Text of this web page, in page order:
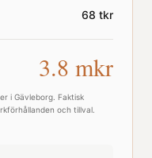
68 tkr
3.8 mkr
i Gävleborg . Faktisk
och tillval.